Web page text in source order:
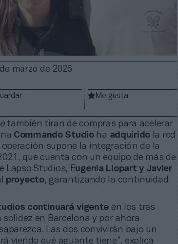
marzo de 2026
Me gusta
también tiran de compras para acelerar
Commando Studio ha adquirido la red
operación supone la integración de la
que cuenta con un equipo de más de
Lapso Studios, Eugenia Llopart y Javier
proyecto, garantizando la continuidad
continuará vigente en los tres
en Barcelona y por ahora
Las dos convivirán bajo un
viendo qué aguante tiene”, explica